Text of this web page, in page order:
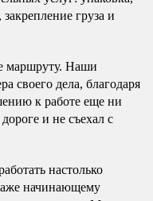
закрепление груза и
маршруту. Наши
своего дела, благодаря
к работе еще ни
и не съехал с
настолько
начинающему